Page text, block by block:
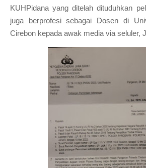
KUHPidana yang ditelah dituduhkan
juga berprofesi sebagai Dosen di
Cirebon kepada awak media via seluler,